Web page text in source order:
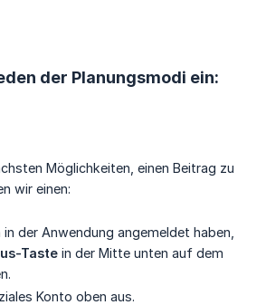
der Planungsmodi ein:
Möglichkeiten, einen Beitrag zu
wir einen:
der Anwendung angemeldet haben,
Taste in der Mitte unten auf dem
Konto oben aus.